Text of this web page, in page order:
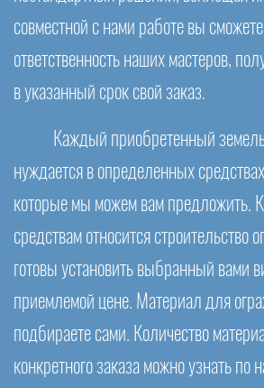
совместной с нами работе вы
ответственность наших мастеров,
в указанный срок свой заказ.
Каждый приобретенный
нуждается в определенных
которые мы можем вам предложить.
средствам относится строительство
готовы установить выбранный вами
приемлемой цене. Материал для
подбираете сами. Количество
конкретного заказа можно узнать по